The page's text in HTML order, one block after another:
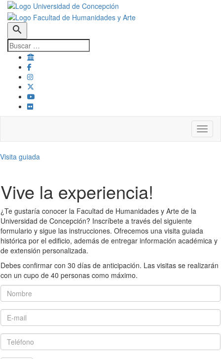
search
Visita guiada
Vive la experiencia!
¿Te gustaría conocer la Facultad de Humanidades y Arte de la
Universidad de Concepción? Inscríbete a través del siguiente
formulario y sigue las instrucciones. Ofrecemos una visita guiada
histórica por el edificio, además de entregar información académica y
de extensión personalizada.
Debes confirmar con 30 días de anticipación. Las visitas se realizarán
con un cupo de 40 personas como máximo.
Nombre
E-mail
Teléfono